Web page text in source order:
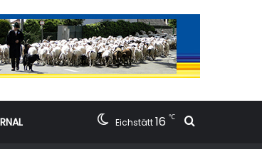
Eichstätt16 ℃ Suchen